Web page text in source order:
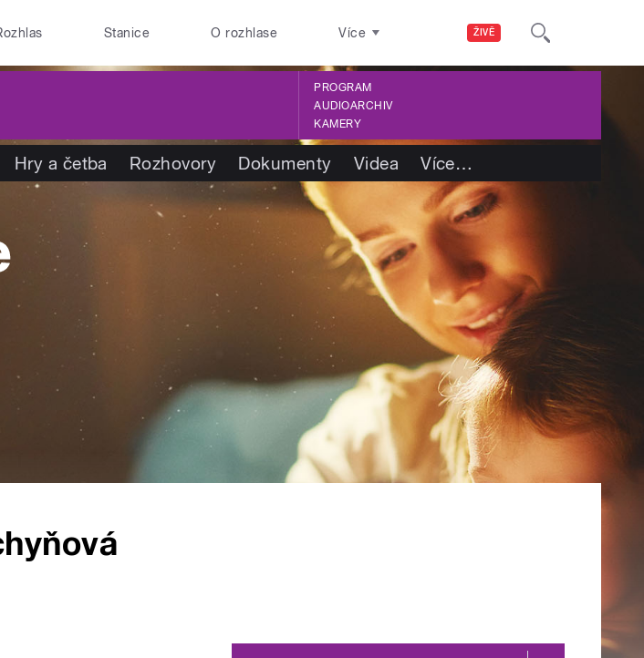
ŽIVĚ
Stanice O rozhlase Více
PROGRAM
AUDIOARCHIV
KAMERY
Hry a četba Rozhovory Dokumenty Videa Více…